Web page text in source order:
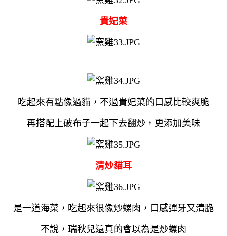
貴妃菜
吃起來有點像過貓，不過貴妃菜的口感比較爽脆
再搭配上破布子一起下去翻炒，更添加美味
清炒貓耳
是一道海菜，吃起來很像炒螺肉，口感彈牙又清脆
不說，瑞秋兒還真的會以為是炒螺肉